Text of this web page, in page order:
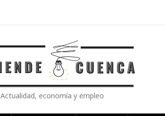
Actualidad, economía y empleo